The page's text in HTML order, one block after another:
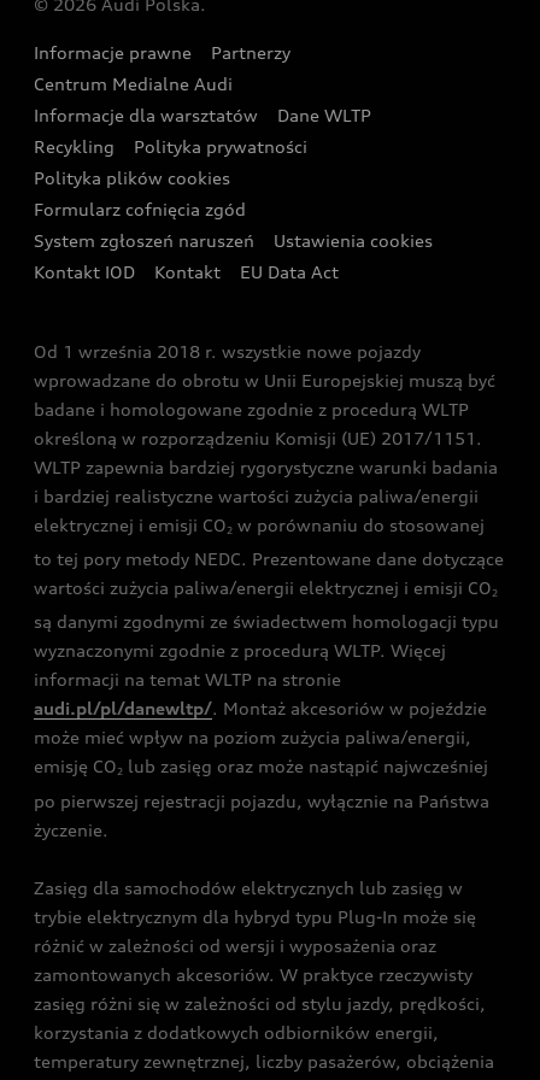
Wyszukaj najbliższego Partnera Audi
Oferta dla przedsiębiorców
Oferta dla klientów prywatnych
Kalkulator rat
Ubezpieczenie
Audi exclusive
Zasięg
Gwarancja
Akcje serwisowe Audi
Katalog online akcesoriów
Audi i Muzeum Sztuki Nowoczesnej w Warszawie
Audi driving experience
Audi quattro Cup
Audi i Puchar Świata w Skokach Narciarskich w
Zakopanem
© 2026 Audi Polska.
Informacje prawne
Partnerzy
Centrum Medialne Audi
Informacje dla warsztatów
Dane WLTP
Recykling
Polityka prywatności
Polityka plików cookies
Formularz cofnięcia zgód
System zgłoszeń naruszeń
Ustawienia cookies
Kontakt IOD
Kontakt EU Data Act
Od 1 września 2018 r. wszystkie nowe pojazdy
wprowadzane do obrotu w Unii Europejskiej muszą być
badane i homologowane zgodnie z procedurą WLTP
określoną w rozporządzeniu Komisji (UE) 2017/1151.
WLTP zapewnia bardziej rygorystyczne warunki badania
i bardziej realistyczne wartości zużycia paliwa/energii
elektrycznej i emisji CO2 w porównaniu do stosowanej
to tej pory metody NEDC. Prezentowane dane dotyczące
wartości zużycia paliwa/energii elektrycznej i emisji CO2
są danymi zgodnymi ze świadectwem homologacji typu
wyznaczonymi zgodnie z procedurą WLTP. Więcej
informacji na temat WLTP na stronie
audi.pl/pl/danewltp/. Montaż akcesoriów w pojeździe
może mieć wpływ na poziom zużycia paliwa/energii,
emisję CO2 lub zasięg oraz może nastąpić najwcześniej
po pierwszej rejestracji pojazdu, wyłącznie na Państwa
życzenie.
Zasięg dla samochodów elektrycznych lub zasięg w
trybie elektrycznym dla hybryd typu Plug-In może się
różnić w zależności od wersji i wyposażenia oraz
zamontowanych akcesoriów. W praktyce rzeczywisty
zasięg różni się w zależności od stylu jazdy, prędkości,
korzystania z dodatkowych odbiorników energii,
temperatury zewnętrznej, liczby pasażerów, obciążenia